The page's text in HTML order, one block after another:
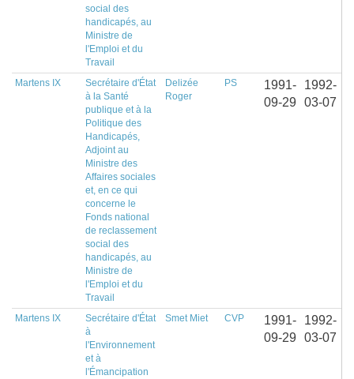
social des
handicapés, au
Ministre de
l'Emploi et du
Travail
Martens IX
Secrétaire d'État
à la Santé
publique et à la
Politique des
Handicapés,
Adjoint au
Ministre des
Affaires sociales
et, en ce qui
concerne le
Fonds national
de reclassement
social des
handicapés, au
Ministre de
l'Emploi et du
Travail
Delizée
Roger
PS
1991-
09-29
1992-
03-07
Martens IX
Secrétaire d'État
à
l'Environnement
et à
l'Émancipation
Smet Miet CVP
1991-
09-29
1992-
03-07